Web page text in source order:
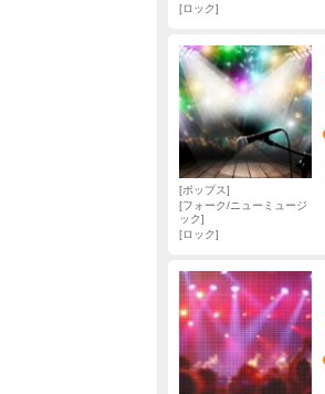
ロック
ポップス
フォーク/ニューミュージ
ック
ロック